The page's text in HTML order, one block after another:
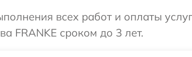
всех работ и оплаты
FRANKE сроком до 3 лет.